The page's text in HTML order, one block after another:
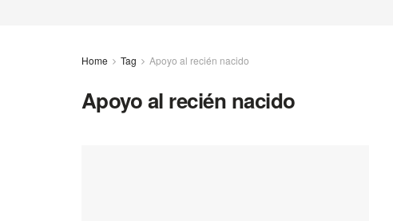
Home Tag Apoyo al recién nacido
Apoyo al recién nacido